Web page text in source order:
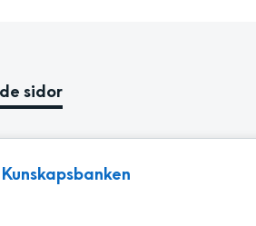
sidor
Kunskapsbanken